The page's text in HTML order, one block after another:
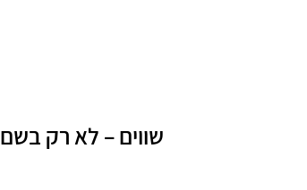
שווים – לא רק בשם